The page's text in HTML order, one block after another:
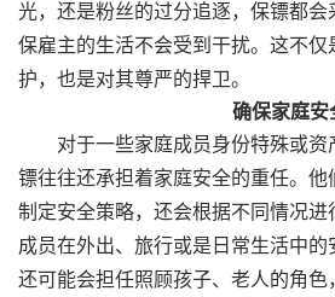
光，还是粉丝的过分追逐，保镖都会
保雇主的生活不会受到干扰。这不
护，也是对其尊严的捍卫。
确保家庭安
对于一些家庭成员身份特殊或
镖往往还承担着家庭安全的重任。他
制定安全策略，还会根据不同情况
成员在外出、旅行或是日常生活中
还可能会担任照顾孩子、老人的角色